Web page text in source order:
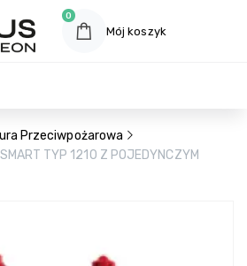
0
Mój koszyk
Przeciwpożarowa
TYP 1210 Z POJEDYNCZYM